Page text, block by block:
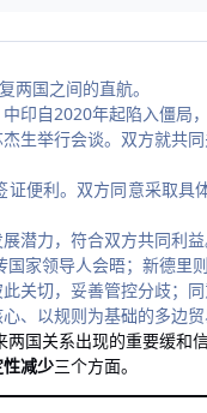
两国之间的直航。
自2020年起陷入僵局
生举行会谈。双方就
便利。双方同意采取
力，符合双方共同利
家领导人会晤；新德里
切，妥善管控分歧；
以规则为基础的多边
国关系出现的重要缓
减少三个方面。